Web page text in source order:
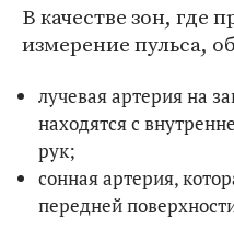
В качестве зон, где
измерение пульса,
лучевая артерия на
находятся с
рук;
сонная артерия,
передней